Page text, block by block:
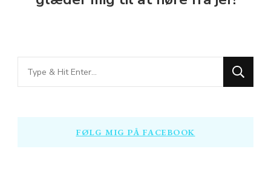
Looking
for
FØLG MIG PÅ FACEBOOK